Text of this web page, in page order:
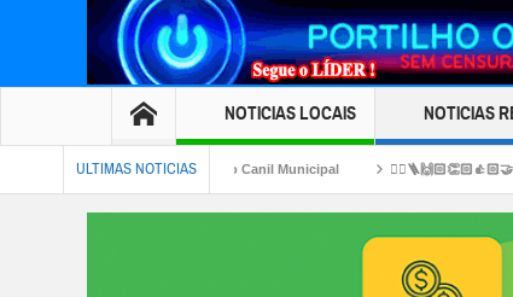
NOTICIAS LOCAIS NOTICIAS
ULTIMAS NOTICIAS
pelo Canil Municipal 👉🏻🪜🙌🏻👏🏻👍🏻🤝🐦🧢Escada 🪜 de
OZANAM INFORMA….👉🏻😱😥😓Faleceu em Patrocínio- a Sr⁰: